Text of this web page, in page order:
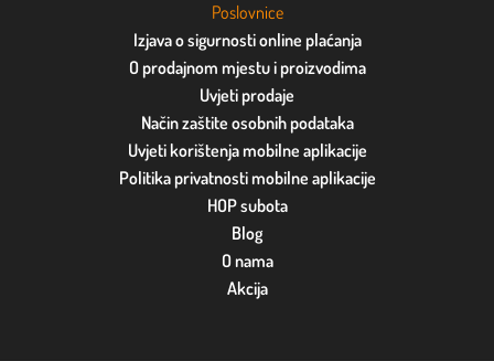
Poslovnice
Izjava o sigurnosti online plaćanja
O prodajnom mjestu i proizvodima
Uvjeti prodaje
Način zaštite osobnih podataka
Uvjeti korištenja mobilne aplikacije
Politika privatnosti mobilne aplikacije
HOP subota
Blog
O nama
Akcija